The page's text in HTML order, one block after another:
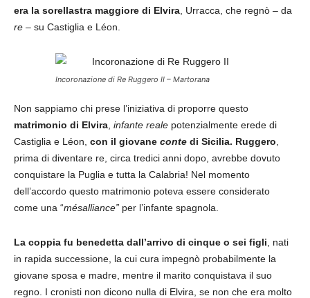
era la sorellastra maggiore di Elvira , Urracca, che regnò – da
re – su Castiglia e Léon.
Incoronazione di Re Ruggero II – Martorana
Non sappiamo chi prese l’iniziativa di proporre questo
matrimonio di Elvira infante reale potenzialmente erede di
Castiglia e Léon, con il giovane conte di Sicilia. Ruggero
prima di diventare re, circa tredici anni dopo, avrebbe dovuto
conquistare la Puglia e tutta la Calabria! Nel momento
dell’accordo questo matrimonio poteva essere considerato
come una “mésalliance” per l’infante spagnola.
La coppia fu benedetta dall’arrivo di cinque o sei figli , nati
in rapida successione, la cui cura impegnò probabilmente la
giovane sposa e madre, mentre il marito conquistava il suo
regno. I cronisti non dicono nulla di Elvira, se non che era molto